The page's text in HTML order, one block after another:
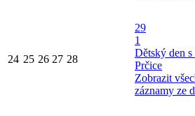
24 25 26 27 28
29
1
Dětský den
Prčice
Zobrazit
záznamy ze